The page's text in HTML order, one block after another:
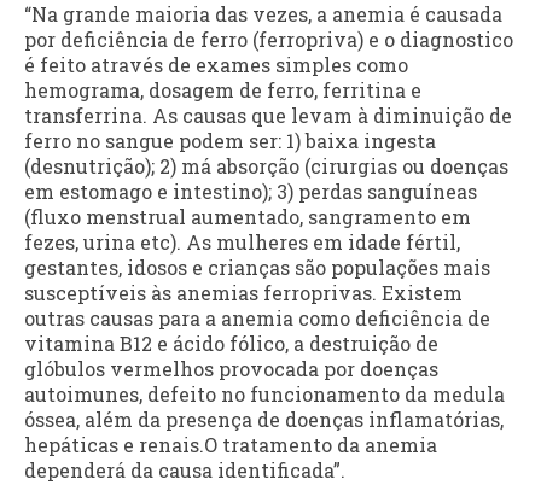
“Na grande maioria das vezes, a anemia é causada
por deficiência de ferro (ferropriva) e o diagnostico
é feito através de exames simples como
hemograma, dosagem de ferro, ferritina e
transferrina. As causas que levam à diminuição de
ferro no sangue podem ser: 1) baixa ingesta
(desnutrição); 2) má absorção (cirurgias ou doenças
em estomago e intestino); 3) perdas sanguíneas
(fluxo menstrual aumentado, sangramento em
fezes, urina etc). As mulheres em idade fértil,
gestantes, idosos e crianças são populações mais
susceptíveis às anemias ferroprivas. Existem
outras causas para a anemia como deficiência de
vitamina B12 e ácido fólico, a destruição de
glóbulos vermelhos provocada por doenças
autoimunes, defeito no funcionamento da medula
óssea, além da presença de doenças inflamatórias,
hepáticas e renais.O tratamento da anemia
dependerá da causa identificada”.